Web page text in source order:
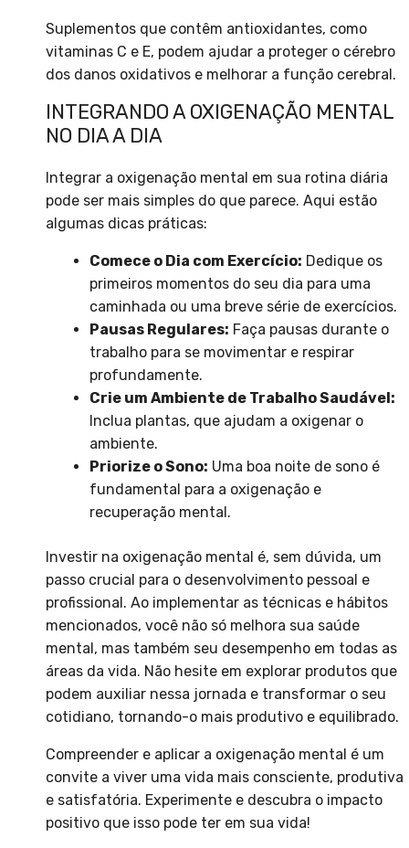
Suplementos que contêm antioxidantes, como
vitaminas C e E, podem ajudar a proteger o cérebro
dos danos oxidativos e melhorar a função cerebral.
INTEGRANDO A OXIGENAÇÃO MENTAL
NO DIA A DIA
Integrar a oxigenação mental em sua rotina diária
pode ser mais simples do que parece. Aqui estão
algumas dicas práticas:
Comece o Dia com Exercício: Dedique os
primeiros momentos do seu dia para uma
caminhada ou uma breve série de exercícios.
Pausas Regulares: Faça pausas durante o
trabalho para se movimentar e respirar
profundamente.
Crie um Ambiente de Trabalho Saudável:
Inclua plantas, que ajudam a oxigenar o
ambiente.
Priorize o Sono: Uma boa noite de sono é
fundamental para a oxigenação e
recuperação mental.
Investir na oxigenação mental é, sem dúvida, um
passo crucial para o desenvolvimento pessoal e
profissional. Ao implementar as técnicas e hábitos
mencionados, você não só melhora sua saúde
mental, mas também seu desempenho em todas as
áreas da vida. Não hesite em explorar produtos que
podem auxiliar nessa jornada e transformar o seu
cotidiano, tornando-o mais produtivo e equilibrado.
Compreender e aplicar a oxigenação mental é um
convite a viver uma vida mais consciente, produtiva
e satisfatória. Experimente e descubra o impacto
positivo que isso pode ter em sua vida!